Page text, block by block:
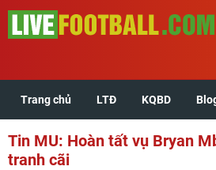
Trang chủ LTĐ KQBD
Tin MU: Hoàn tất vụ Bryan
tranh cãi
Trang chủ
LTĐ